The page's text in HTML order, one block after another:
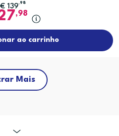
€ 139,98
,98
ao carrinho
Mais